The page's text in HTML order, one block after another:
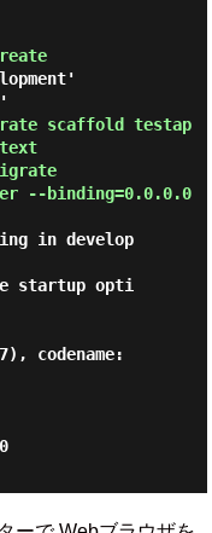
scaffold testap
--binding=0.0.0.0
in develop
startup opti
codename: